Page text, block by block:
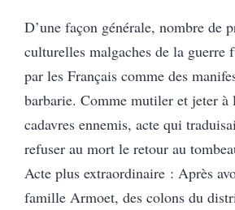
D’une façon générale, nombre de
culturelles malgaches de la guerre
par les Français comme des
barbarie. Comme mutiler et jeter à
cadavres ennemis, acte qui
refuser au mort le retour au
Acte plus extraordinaire : Après
famille Armoet, des colons du